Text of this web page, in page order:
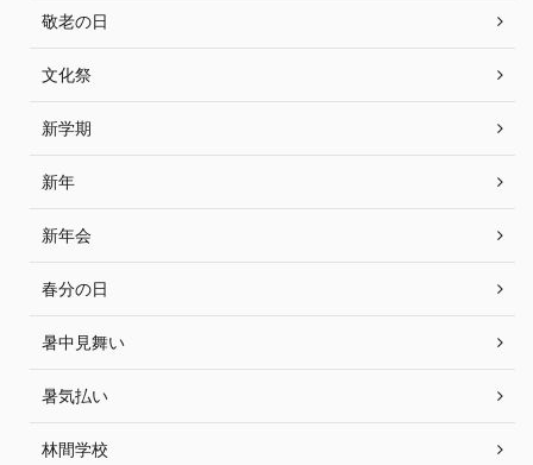
敬老の日
文化祭
新学期
新年
新年会
春分の日
暑中見舞い
暑気払い
林間学校